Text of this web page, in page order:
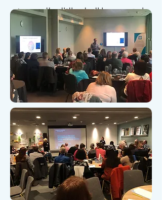
انعقد مؤتمرنا الوطني الثالث للمرضى في
المملكة المتحدة في سبتمبر 2024 في
فندق راديسون ريد في لندن.